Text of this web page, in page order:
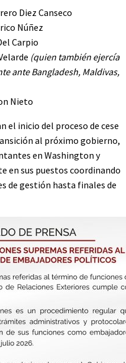
Diez Canseco
Núñez
Carpio
(quien también ejercía
ante Bangladesh, Maldivas,
Nieto
el inicio del proceso de cese
al próximo gobierno,
en Washington y
en sus puestos coordinando
de gestión hasta finales de